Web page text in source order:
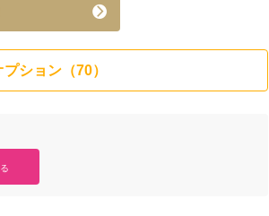
プション（70）